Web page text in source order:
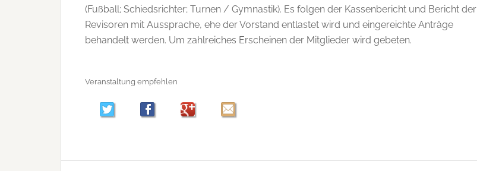
(Fußball; Schiedsrichter; Turnen / Gymnastik). Es folgen der Kassenbericht und Bericht der
Revisoren mit Aussprache, ehe der Vorstand entlastet wird und eingereichte Anträge
behandelt werden. Um zahlreiches Erscheinen der Mitglieder wird gebeten.
Veranstaltung empfehlen